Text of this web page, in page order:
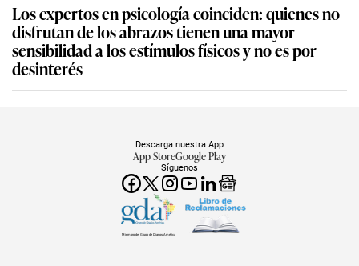
Los expertos en psicología coinciden: quienes no
disfrutan de los abrazos tienen una mayor
sensibilidad a los estímulos físicos y no es por
desinterés
Síguenos
Descarga nuestra App
App StoreGoogle Play
Miembro del Grupo de Diarios América